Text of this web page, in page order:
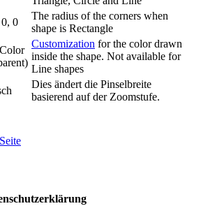
0
The radius of the corners when
shape is Rectangle
Customization for the color drawn
inside the shape. Not available for
Line shapes
Dies ändert die Pinselbreite
basierend auf der Zoomstufe.